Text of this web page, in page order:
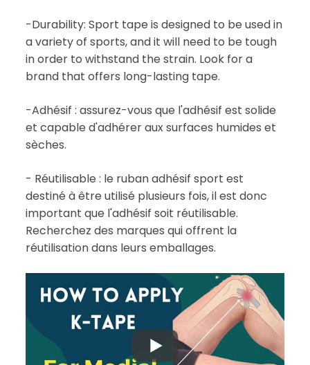
-Durability: Sport tape is designed to be used in
a variety of sports, and it will need to be tough
in order to withstand the strain. Look for a
brand that offers long-lasting tape.
-Adhésif : assurez-vous que l'adhésif est solide
et capable d'adhérer aux surfaces humides et
sèches.
- Réutilisable : le ruban adhésif sport est
destiné à être utilisé plusieurs fois, il est donc
important que l'adhésif soit réutilisable.
Recherchez des marques qui offrent la
réutilisation dans leurs emballages.